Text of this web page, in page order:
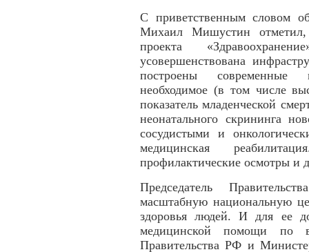
С приветственным словом
Михаил Мишустин отметил,
проекта
усовершенствована
построены современные
необходимое (в том числе
показатель младенческой
неонатального скрининга
сосудистыми и
медицинская
профилактические осмотры и
Председатель
масштабную национальную
здоровья людей. И для ее
медицинской помощи по
Правительства РФ и